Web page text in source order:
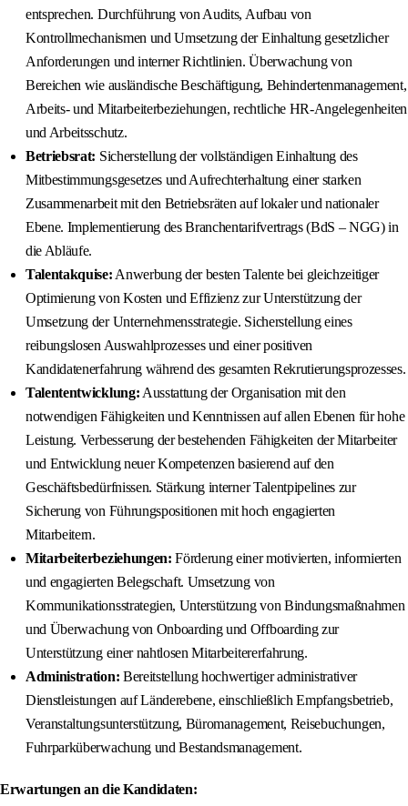
entsprechen. Durchführung von Audits, Aufbau von
Kontrollmechanismen und Umsetzung der Einhaltung gesetzlicher
Anforderungen und interner Richtlinien. Überwachung von
Bereichen wie ausländische Beschäftigung, Behindertenmanagement,
Arbeits- und Mitarbeiterbeziehungen, rechtliche HR-Angelegenheiten
und Arbeitsschutz.
Betriebsrat: Sicherstellung der vollständigen Einhaltung des
Mitbestimmungsgesetzes und Aufrechterhaltung einer starken
Zusammenarbeit mit den Betriebsräten auf lokaler und nationaler
Ebene. Implementierung des Branchentarifvertrags (BdS – NGG) in
die Abläufe.
Talentakquise: Anwerbung der besten Talente bei gleichzeitiger
Optimierung von Kosten und Effizienz zur Unterstützung der
Umsetzung der Unternehmensstrategie. Sicherstellung eines
reibungslosen Auswahlprozesses und einer positiven
Kandidatenerfahrung während des gesamten Rekrutierungsprozesses.
Talententwicklung: Ausstattung der Organisation mit den
notwendigen Fähigkeiten und Kenntnissen auf allen Ebenen für hohe
Leistung. Verbesserung der bestehenden Fähigkeiten der Mitarbeiter
und Entwicklung neuer Kompetenzen basierend auf den
Geschäftsbedürfnissen. Stärkung interner Talentpipelines zur
Sicherung von Führungspositionen mit hoch engagierten
Mitarbeitern.
Mitarbeiterbeziehungen: Förderung einer motivierten, informierten
und engagierten Belegschaft. Umsetzung von
Kommunikationsstrategien, Unterstützung von Bindungsmaßnahmen
und Überwachung von Onboarding und Offboarding zur
Unterstützung einer nahtlosen Mitarbeitererfahrung.
Administration: Bereitstellung hochwertiger administrativer
Dienstleistungen auf Länderebene, einschließlich Empfangsbetrieb,
Veranstaltungsunterstützung, Büromanagement, Reisebuchungen,
Fuhrparküberwachung und Bestandsmanagement.
Erwartungen an die Kandidaten: